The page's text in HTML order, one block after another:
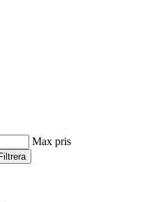
Max pris